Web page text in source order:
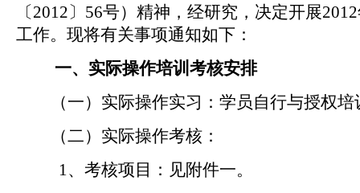
〔2012〕 56号）精神，经研究，决定开展2012
工作。现将有关事项通知如下：
一、实际操作培训考核安排
（一）实际操作实习：学员自行与授权
（二）实际操作考核：
1、考核项目：见附件一。